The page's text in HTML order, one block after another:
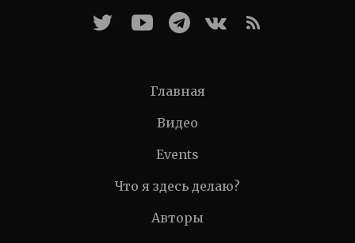
Главная
Видео
Events
Что я здесь делаю?
Авторы